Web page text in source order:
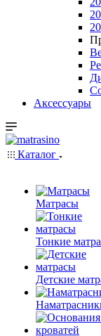
Аксессуары
Каталог
Матрасы
Тонкие
Детские